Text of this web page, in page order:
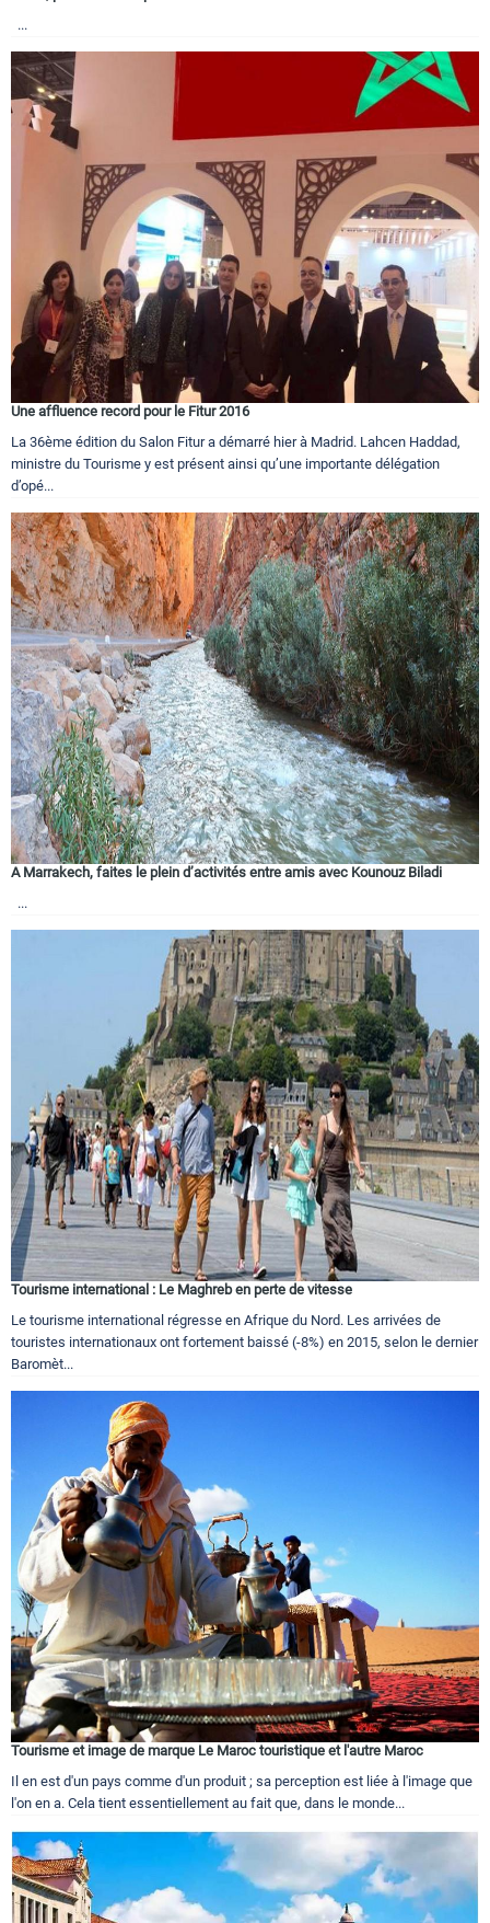
...
Une affluence record pour le Fitur 2016
La 36ème édition du Salon Fitur a démarré hier à Madrid. Lahcen Haddad,
ministre du Tourisme y est présent ainsi qu’une importante délégation
d’opé...
A Marrakech, faites le plein d’activités entre amis avec Kounouz Biladi
...
Tourisme international : Le Maghreb en perte de vitesse
Le tourisme international régresse en Afrique du Nord. Les arrivées de
touristes internationaux ont fortement baissé (-8%) en 2015, selon le dernier
Baromèt...
Tourisme et image de marque Le Maroc touristique et l'autre Maroc
Il en est d'un pays comme d'un produit ; sa perception est liée à l'image que
l'on en a. Cela tient essentiellement au fait que, dans le monde...